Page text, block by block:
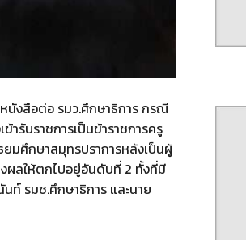
นังสือต่อ รมว.ศึกษาธิการ กรณี
ารับราชการเป็นข้าราชการครู
มศึกษาสมุทรปราการหลังเป็นผู้
ผลให้ตกไปอยู่อันดับที่ 2 ทั้งที่มี
ท์ รมช.ศึกษาธิการ และนาย